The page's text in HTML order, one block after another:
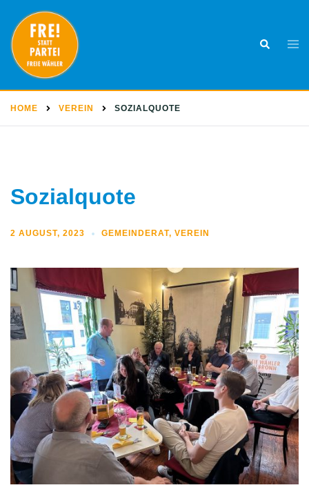
content
Search
HOME VEREIN SOZIALQUOTE
Sozialquote
2 AUGUST, 2023 GEMEINDERAT, VEREIN